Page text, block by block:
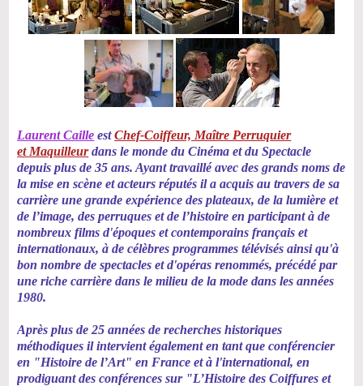
Laurent Caille est Chef-Coiffeur, Maître Perruquier
et Maquilleurdans le monde du Cinéma et du Spectacle
depuis plus de 35 ans. Ayant travaillé avec des grands noms de
la mise en scène et acteurs réputés il a acquis au travers de sa
carrière une grande expérience des plateaux, de la lumière et
de l’image, des perruques et de l’histoire en participant à de
nombreux films d'époques et contemporains français et
internationaux, à de célèbres programmes télévisés ainsi qu'à
bon nombre de spectacles et d'opéras renommés, précédé par
une riche carrière dans le milieu de la mode dans les années
1980.
Après plus de 25 années de recherches historiques
méthodiques il intervient également en tant que conférencier
en "Histoire de l’Art" en France et à l'international, en
prodiguant des conférences sur "L’Histoire des Coiffures et